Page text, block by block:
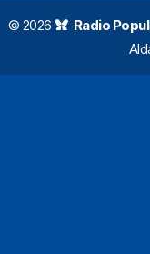
© 2026 Radio